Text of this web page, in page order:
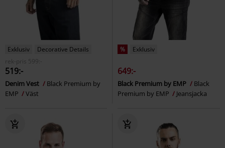
Exklusiv
Decorative Details
rek-pris
599:-
519:-
Denim Vest
Black Premium by
EMP
Väst
% Exklusiv
649:-
Black Premium by EMP
Black
Premium by EMP
Jeansjacka